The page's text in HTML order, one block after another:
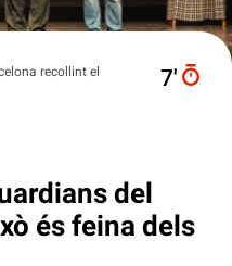
recollint el
7′
del
és feina dels